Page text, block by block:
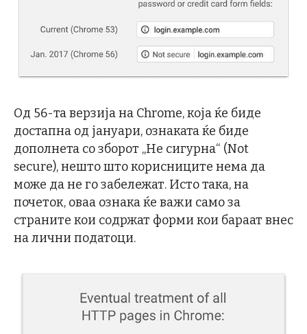
Од 56-та верзија на Chrome, која ќе биде
достапна од јануари, ознаката ќе биде
дополнета со зборот „Не сигурна“ (Not
secure), нешто што корисниците нема да
може да не го забележат. Исто така, на
почеток, оваа ознака ќе важи само за
страните кои содржат форми кои бараат внес
на лични податоци.